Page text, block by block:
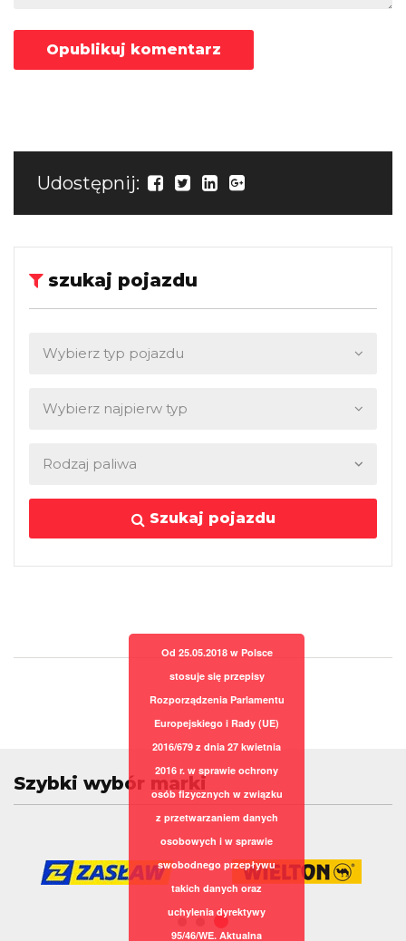
Udostępnij:
szukaj pojazdu
Szukaj pojazdu
Szybki wybór marki
Od 25.05.2018 w Polsce
stosuje się przepisy
Rozporządzenia Parlamentu
Europejskiego i Rady (UE)
2016/679 z dnia 27 kwietnia
2016 r. w sprawie ochrony
osób fizycznych w związku
z przetwarzaniem danych
osobowych i w sprawie
swobodnego przepływu
takich danych oraz
uchylenia dyrektywy
95/46/WE. Aktualna